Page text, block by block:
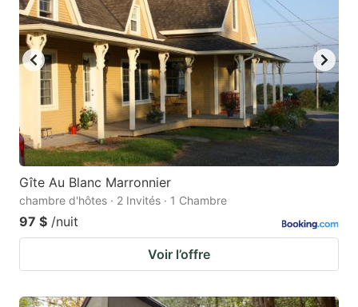
Gîte Au Blanc Marronnier
chambre d'hôtes · 2 Invités · 1 Chambre
97 $ /nuit
Voir l’offre